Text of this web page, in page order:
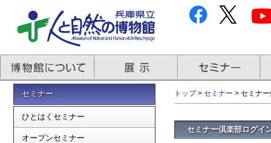
セミナー
ひとはくセミナー
オープンセミナー
トップ> セミナー > セミナ
セミナー倶楽部ログイ